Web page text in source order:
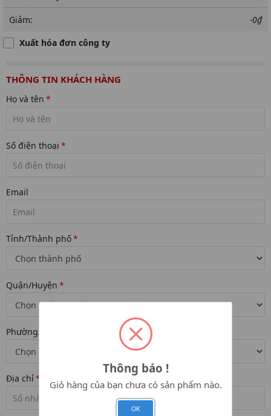
Giảm:
-0₫
Xuất hóa đơn công ty
THÔNG TIN KHÁCH HÀNG
Họ và tên *
Số điện thoại *
Email
Tỉnh/Thành phố*
Quận/Huyện *
Phường/Xã
Địa chỉ*
Thông báo !
Giỏ hàng của bạn chưa có sản phẩm nào.
OK